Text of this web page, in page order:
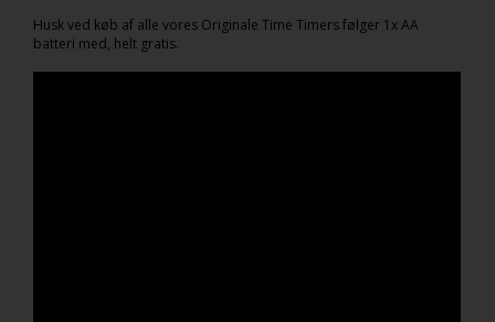
Husk ved køb af alle vores Originale Time Timers følger 1x AA
batteri med, helt gratis.